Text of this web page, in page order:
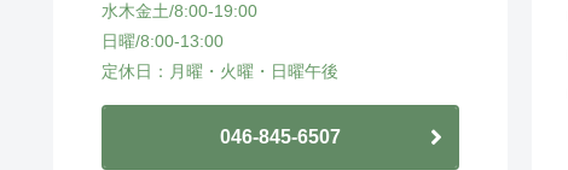
水木金土/8:00-19:00
日曜/8:00-13:00
定休日：月曜・火曜・日曜午後
046-845-6507